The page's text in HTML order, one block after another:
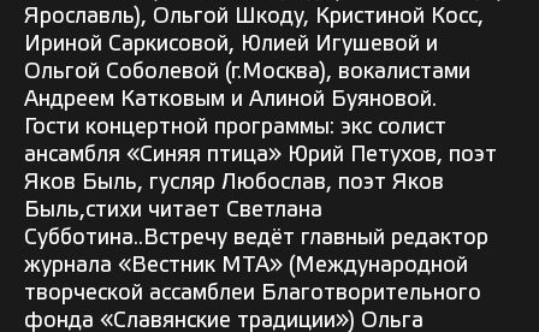
Ярославль), Ольгой Шкоду, Кристиной Косс,
Ириной Саркисовой, Юлией Игушевой и
Ольгой Соболевой (г.Москва), вокалистами
Андреем Катковым и Алиной Буяновой.
Гости концертной программы: экс солист
ансамбля «Синяя птица» Юрий Петухов, поэт
Яков Быль, гусляр Любослав, поэт Яков
Быль,стихи читает Светлана
Субботина..Встречу ведёт главный редактор
журнала «Вестник МТА» (Международной
творческой ассамблеи Благотворительного
фонда «Славянские традиции») Ольга